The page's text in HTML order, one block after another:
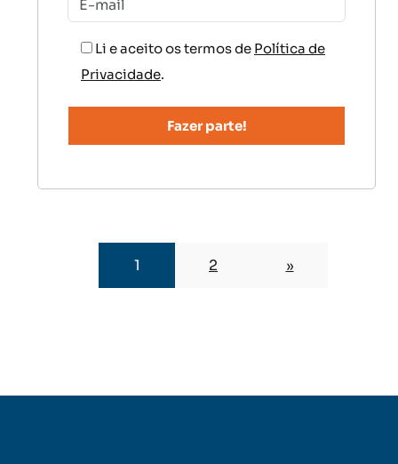
Li e aceito os termos de Política de
Privacidade.
1 2 »